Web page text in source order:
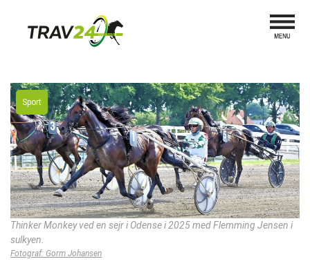
Sport
Thinker Monkey ved en sejr i Odense i 2025 med Flemming Jensen i
sulkyen.
Fotograf: Gorm Johansen